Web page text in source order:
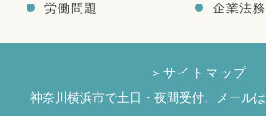
労働問題 企業法務
＞サイトマップ
神奈川横浜市で土日・夜間受付、メール